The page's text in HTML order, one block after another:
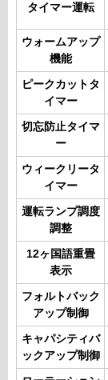
タイマー運転
ウォームアップ
機能
ピークカットタ
イマー
切忘防止タイマ
ー
ウィークリータ
イマー
運転ランプ調度
調整
12ヶ国語重畳
表示
フォルトバック
アップ制御
キャパシティバ
ックアップ制御